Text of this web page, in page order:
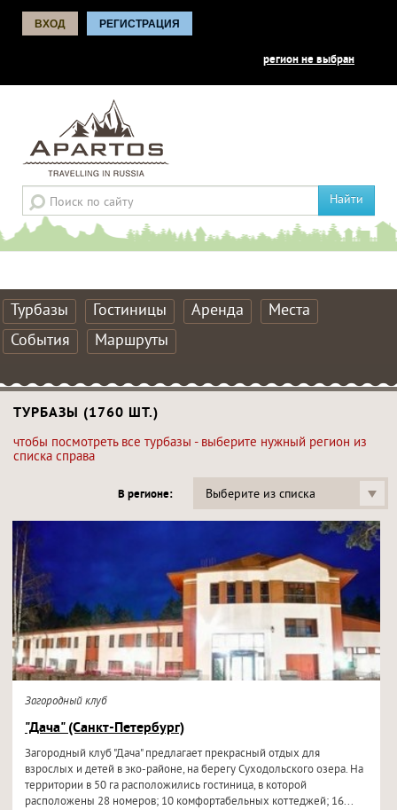
ВХОД РЕГИСТРАЦИЯ
регион не выбран
Найти
Турбазы Гостиницы Аренда
Места
События
Маршруты
ТУРБАЗЫ (1760 ШТ.)
чтобы посмотреть все турбазы - выберите нужный регион из
списка справа
В регионе: Выберите из списка
Загородный клуб
"Дача" (Санкт-Петербург)
Загородный клуб "Дача" предлагает прекрасный отдых для
взрослых и детей в эко-районе, на берегу Суходольского озера. На
территории в 50 га расположились гостиница, в которой
расположены 28 номеров; 10 комфортабельных коттеджей; 16...